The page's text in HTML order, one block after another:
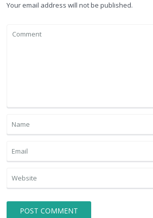
Your email address will not be published.